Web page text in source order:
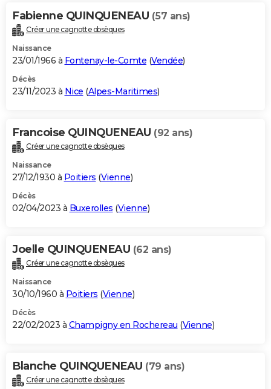
Fabienne QUINQUENEAU (57 ans)
Créer une cagnotte obsèques
Naissance
23/01/1966 à Fontenay-le-Comte (Vendée)
Décès
23/11/2023 à Nice (Alpes-Maritimes)
Francoise QUINQUENEAU (92 ans)
Créer une cagnotte obsèques
Naissance
27/12/1930 à Poitiers (Vienne)
Décès
02/04/2023 à Buxerolles (Vienne)
Joelle QUINQUENEAU (62 ans)
Créer une cagnotte obsèques
Naissance
30/10/1960 à Poitiers (Vienne)
Décès
22/02/2023 à Champigny en Rochereau (Vienne)
Blanche QUINQUENEAU (79 ans)
Créer une cagnotte obsèques